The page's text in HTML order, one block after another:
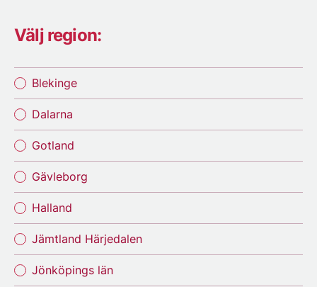
Välj region:
Blekinge
Dalarna
Gotland
Gävleborg
Halland
Jämtland Härjedalen
Jönköpings län